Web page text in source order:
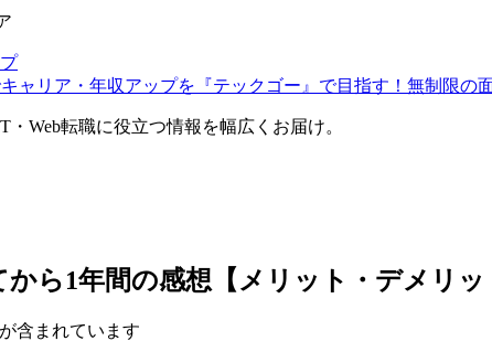
ャリア・年収アップを『テックゴー』で目指す！無制限の
Web転職に役立つ情報を幅広くお届け。
ら1年間の感想【メリット・デメリッ
含まれています